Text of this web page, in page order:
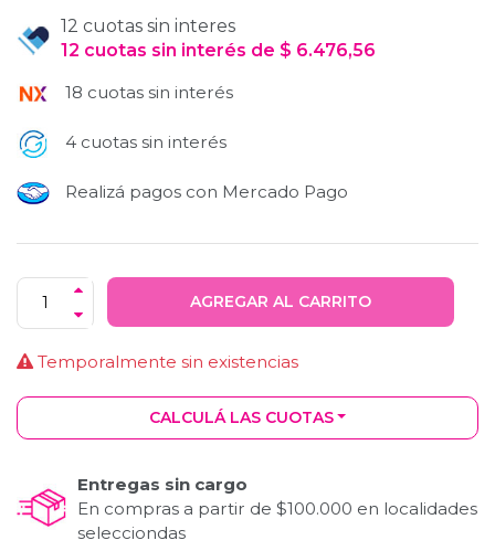
12 cuotas sin interes
12 cuotas sin interés de $ 6.476,56
18 cuotas sin interés
4 cuotas sin interés
Realizá pagos con Mercado Pago
AGREGAR AL CARRITO
Temporalmente sin existencias
CALCULÁ LAS CUOTAS
Entregas sin cargo
En compras a partir de $100.000 en localidades
selecciondas